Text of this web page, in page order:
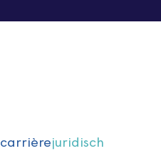
carrièrejuridisch